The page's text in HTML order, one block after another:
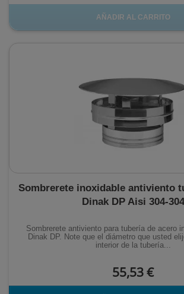
AÑADIR AL CARRITO
Sombrerete inoxidable antiviento
Dinak DP Aisi 304-304
Sombrerete antiviento para tubería de acero
Dinak DP. Note que el diámetro que usted
interior de la tubería...
55,53 €